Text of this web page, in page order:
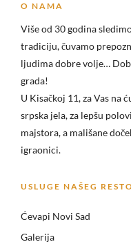
O NAMA
Više od 30 godina
tradiciju, čuvamo
ljudima dobre volje…
grada!
U Kisačkoj 11, za Vas
srpska jela, za lepšu
majstora, a mališane
igraonici.
USLUGE NAŠEG
Ćevapi Novi Sad
Galerija